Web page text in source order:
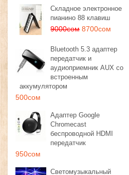
Складное электронное
пианино 88 клавиш
9000сом 8700сом
Bluetooth 5.3 адаптер
передатчик и
аудиоприемник AUX со
встроенным
аккумулятором
500сом
Адаптер Google
Chromecast
беспроводной HDMI
передатчик
950сом
Светомузыкальный